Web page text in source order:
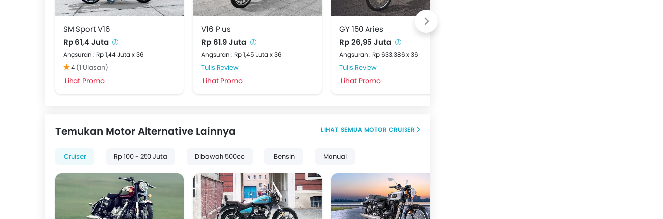
SM Sport V16
Rp 61,4 Juta
Angsuran : Rp 1,44 Juta x 36
4 (1 Ulasan)
Lihat Promo
V16 Plus
Rp 61,9 Juta
Angsuran : Rp 1,45 Juta x 36
Tulis Review
Lihat Promo
GY 150 Aries
Rp 26,95 Juta
Angsuran : Rp 633.386 x 36
Tulis Review
Lihat Promo
Temukan Motor Alternative Lainnya
Cruiser Rp 100 - 250 Juta Dibawah 500cc Bensin Manual
MOTOR CRUISER